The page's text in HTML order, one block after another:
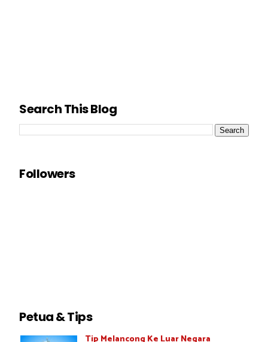
Search This Blog
Followers
Petua & Tips
Tip Melancong Ke Luar Negara